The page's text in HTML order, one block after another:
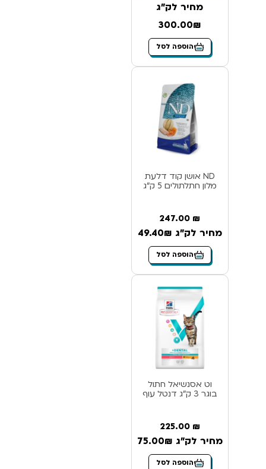
מחיר לק"ג
300.00₪
הוספה לסל
ND אושן קוד דלעת
מלון חתלתולים 5 ק”ג
247.00 ₪
מחיר לק"ג 49.40₪
הוספה לסל
וט אסנשיאל חתול
בוגר 3 ק”ג דנטל עוף
225.00 ₪
מחיר לק"ג 75.00₪
הוספה לסל